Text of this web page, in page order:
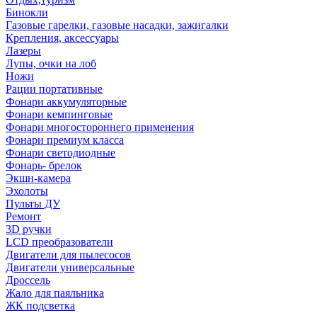
Бинокли
Газовые гарелки, газовые насадки, зажигалки
Крепления, аксессуары
Лазеры
Лупы, очки на лоб
Ножи
Рации портативные
Фонари аккумуляторные
Фонари кемпинговые
Фонари многостороннего применения
Фонари премиум класса
Фонари светодиодные
Фонарь- брелок
Экшн-камера
Эхолоты
Пульты ДУ
Ремонт
3D ручки
LCD преобразователи
Двигатели для пылесосов
Двигатели универсальные
Дроссель
Жало для паяльника
ЖК подсветка